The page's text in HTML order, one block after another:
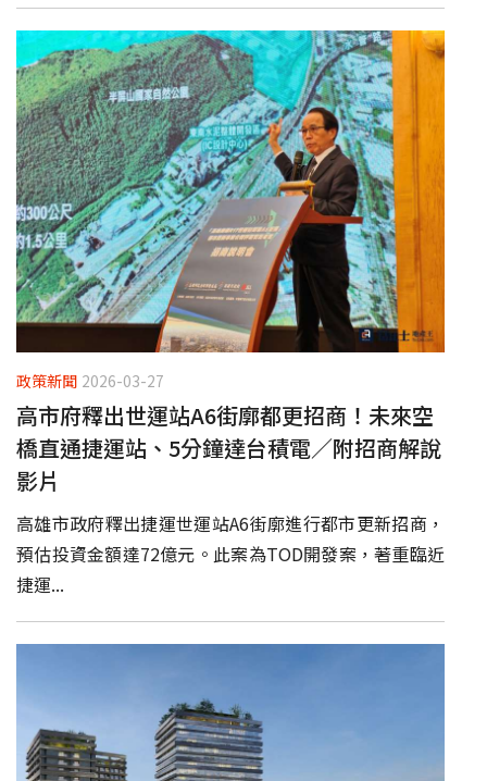
政策新聞 2026-03-27
高市府釋出世運站A6街廓都更招商！未來空
橋直通捷運站、5分鐘達台積電／附招商解說
影片
高雄市政府釋出捷運世運站A6街廓進行都市更新招商，
預估投資金額達72億元。此案為TOD開發案，著重臨近
捷運...